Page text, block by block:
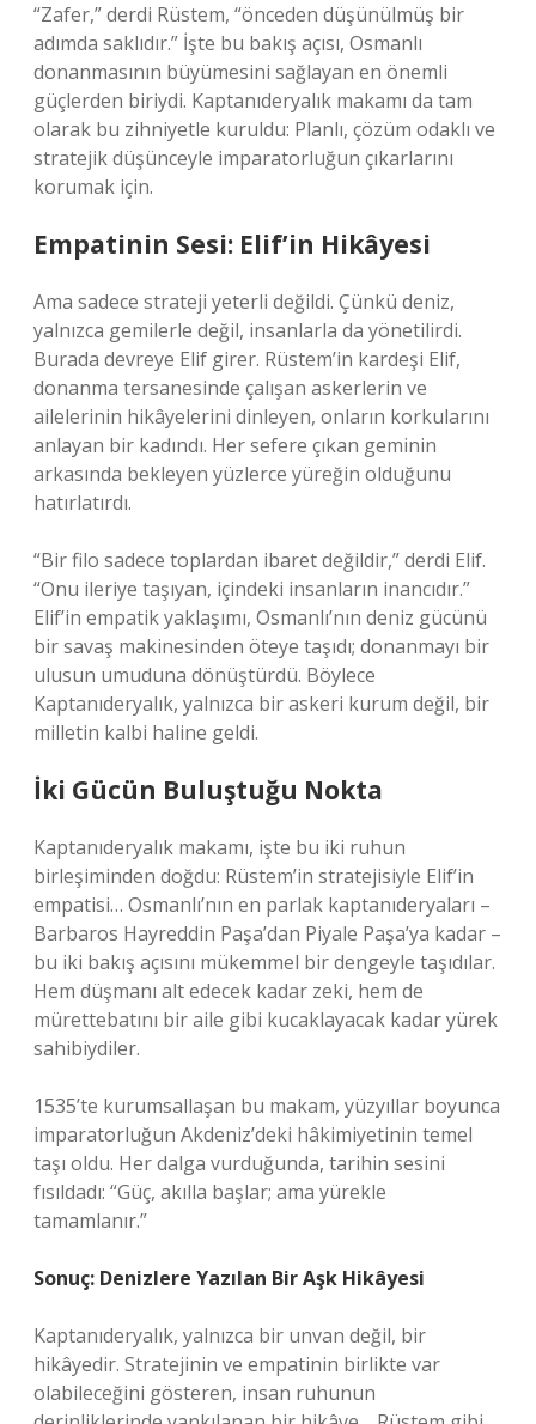
“Zafer,” derdi Rüstem, “önceden düşünülmüş bir
adımda saklıdır.” İşte bu bakış açısı, Osmanlı
donanmasının büyümesini sağlayan en önemli
güçlerden biriydi. Kaptanıderyalık makamı da tam
olarak bu zihniyetle kuruldu: Planlı, çözüm odaklı ve
stratejik düşünceyle imparatorluğun çıkarlarını
korumak için.
Empatinin Sesi: Elif’in Hikâyesi
Ama sadece strateji yeterli değildi. Çünkü deniz,
yalnızca gemilerle değil, insanlarla da yönetilirdi.
Burada devreye Elif girer. Rüstem’in kardeşi Elif,
donanma tersanesinde çalışan askerlerin ve
ailelerinin hikâyelerini dinleyen, onların korkularını
anlayan bir kadındı. Her sefere çıkan geminin
arkasında bekleyen yüzlerce yüreğin olduğunu
hatırlatırdı.
“Bir filo sadece toplardan ibaret değildir,” derdi Elif.
“Onu ileriye taşıyan, içindeki insanların inancıdır.”
Elif’in empatik yaklaşımı, Osmanlı’nın deniz gücünü
bir savaş makinesinden öteye taşıdı; donanmayı bir
ulusun umuduna dönüştürdü. Böylece
Kaptanıderyalık, yalnızca bir askeri kurum değil, bir
milletin kalbi haline geldi.
İki Gücün Buluştuğu Nokta
Kaptanıderyalık makamı, işte bu iki ruhun
birleşiminden doğdu: Rüstem’in stratejisiyle Elif’in
empatisi… Osmanlı’nın en parlak kaptanıderyaları –
Barbaros Hayreddin Paşa’dan Piyale Paşa’ya kadar –
bu iki bakış açısını mükemmel bir dengeyle taşıdılar.
Hem düşmanı alt edecek kadar zeki, hem de
mürettebatını bir aile gibi kucaklayacak kadar yürek
sahibiydiler.
1535’te kurumsallaşan bu makam, yüzyıllar boyunca
imparatorluğun Akdeniz’deki hâkimiyetinin temel
taşı oldu. Her dalga vurduğunda, tarihin sesini
fısıldadı: “Güç, akılla başlar; ama yürekle
tamamlanır.”
Sonuç: Denizlere Yazılan Bir Aşk Hikâyesi
Kaptanıderyalık, yalnızca bir unvan değil, bir
hikâyedir. Stratejinin ve empatinin birlikte var
olabileceğini gösteren, insan ruhunun